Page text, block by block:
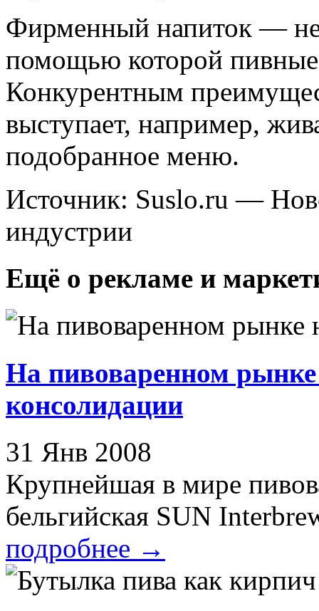
Фирменный напиток —
помощью которой пивные
Конкурентным
выступает, например,
подобранное меню.
Источник: Suslo.ru —
индустрии
Ещё о рекламе и
На пивоваренном рынке
консолидации
31 Янв 2008
Крупнейшая в мире
бельгийская SUN
подробнее →